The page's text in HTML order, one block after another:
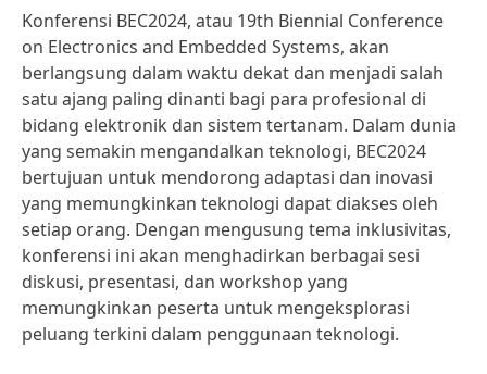
Konferensi BEC2024, atau 19th Biennial Conference
on Electronics and Embedded Systems, akan
berlangsung dalam waktu dekat dan menjadi salah
satu ajang paling dinanti bagi para profesional di
bidang elektronik dan sistem tertanam. Dalam dunia
yang semakin mengandalkan teknologi, BEC2024
bertujuan untuk mendorong adaptasi dan inovasi
yang memungkinkan teknologi dapat diakses oleh
setiap orang. Dengan mengusung tema inklusivitas,
konferensi ini akan menghadirkan berbagai sesi
diskusi, presentasi, dan workshop yang
memungkinkan peserta untuk mengeksplorasi
peluang terkini dalam penggunaan teknologi.